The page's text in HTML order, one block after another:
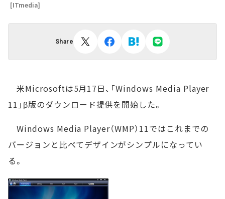
[ITmedia]
Share
米Microsoftは5月17日、「Windows Media Player
11」β版のダウンロード提供を開始した。
Windows Media Player（WMP）11ではこれまでの
バージョンと比べてデザインがシンプルになってい
る。